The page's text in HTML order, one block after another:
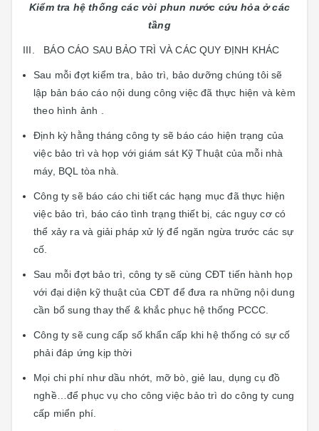
Kiểm tra hệ thống các vòi phun nước cứu hỏa ở các
tầng
III. BÁO CÁO SAU BẢO TRÌ VÀ CÁC QUY ĐỊNH KHÁC
Sau mỗi đợt kiểm tra, bảo trì, bảo dưỡng chúng tôi sẽ
lập bản báo cáo nội dung công việc đã thực hiện và kèm
theo hình ảnh .
Định kỳ hằng tháng công ty sẽ báo cáo hiện trạng của
việc bảo trì và họp với giám sát Kỹ Thuật của mỗi nhà
máy, BQL tòa nhà.
Công ty sẽ báo cáo chi tiết các hạng mục đã thực hiện
việc bảo trì, báo cáo tình trạng thiết bị, các nguy cơ có
thể xảy ra và giải pháp xử lý để ngăn ngừa trước các sự
cố.
Sau mỗi đợt bảo trì, công ty sẽ cùng CĐT tiến hành họp
với đại diện kỹ thuật của CĐT để đưa ra những nội dung
cần bổ sung thay thế & khắc phục hệ thống PCCC.
Công ty sẽ cung cấp số khẩn cấp khi hệ thống có sự cố
phải đáp ứng kịp thời
Mọi chi phí như dầu nhớt, mỡ bò, giẻ lau, dụng cụ đồ
nghề…để phục vụ cho công việc bảo trì do công ty cung
cấp miển phí.